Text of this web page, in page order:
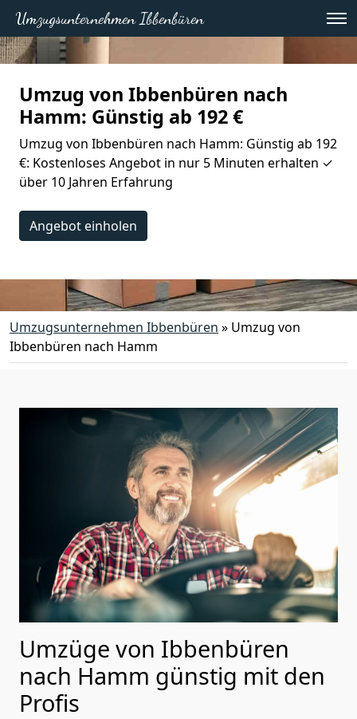
Umzugsunternehmen Ibbenbüren
Umzug von Ibbenbüren nach
Hamm: Günstig ab 192 €
Umzug von Ibbenbüren nach Hamm: Günstig ab 192
€: Kostenloses Angebot in nur 5 Minuten erhalten ✓
über 10 Jahren Erfahrung
Angebot einholen
Umzugsunternehmen Ibbenbüren » Umzug von
Ibbenbüren nach Hamm
Umzüge von Ibbenbüren
nach Hamm günstig mit den
Profis